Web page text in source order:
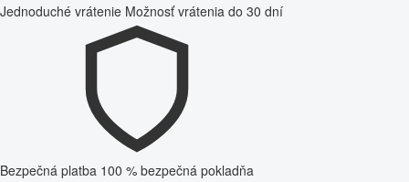
Jednoduché vrátenie Možnosť vrátenia do 30 dní
Bezpečná platba 100 % bezpečná pokladňa